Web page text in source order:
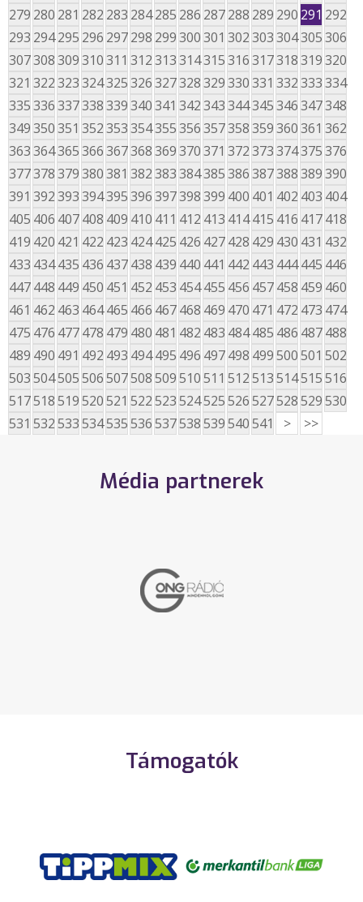
279 280 281 282 283 284285 286 287288 289 290 291 292
293 294295 296 297298 299300301 302303304305306
307308309310311 312313314315316317318319320
321 322323324325326327328329330331 332333334
335336337338339340341 342343344345346347348
349350351 352353354355356357358359360361 362
363364365366367368369370371 372373374375376
377378379380381 382383384385386387388389390
391 392393394395396397398399 400 401 402 403 404
405 406 407408 409 410 411 412 413 414415 416 417418
419 420 421 422 423 424425 426 427428 429 430 431 432
433 434435 436 437438 439 440 441 442 443 444445 446
447448 449 450 451 452 453 454455 456 457458 459 460
461 462 463 464465 466 467468 469 470 471 472 473 474
475 476 477478 479 480 481 482 483 484485 486 487488
489 490 491 492 493 494495 496 497498 499500501 502
503504505506507508509510511 512513514515516
517518519520521 522523524525526527528529530
531 532533534535536537538539540541 > >>
Média partnerek
Támogatók